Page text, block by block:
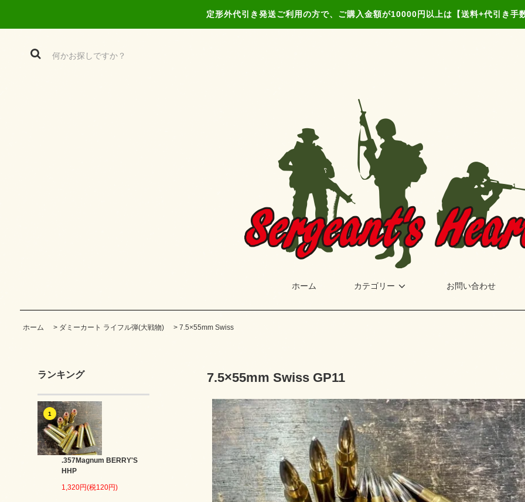
定形外代引き発送ご利用の方で、ご購入金額が10000円以上は【送料+代引き手
ホーム カテゴリー お問い合わせ
ホーム > ダミーカート ライフル弾(大戦物) > 7.5×55mm Swiss
ランキング
1
.357Magnum BERRY'S
HHP
1,320円(税120円)
7.5×55mm Swiss GP11